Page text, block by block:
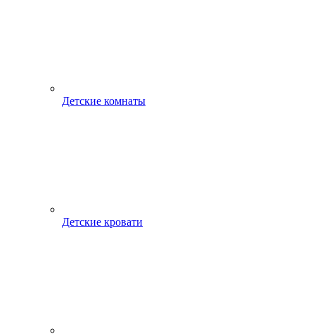
Детские комнаты
Детские кровати